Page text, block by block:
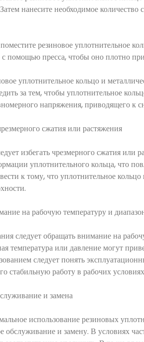
нанесите необходимое
резиновое уплотнительное
помощью пресса, чтобы оно плотно
уплотнительное кольцо и
за тем, чтобы уплотнительное
напряжения, приводящего к
сжатия или растяжения
избегать чрезмерного сжатия или
уплотнительного кольца, что
к тому, что уплотнительное
на рабочую температуру и
следует обращать внимание на
температура или давление могут
следует понять
стабильную работу в рабочих
и замена
использование резиновых
обслуживание и замену. В условиях